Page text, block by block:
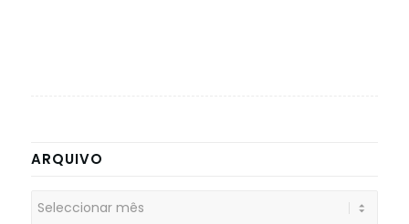
ARQUIVO